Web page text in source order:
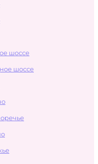
шоссе
шоссе